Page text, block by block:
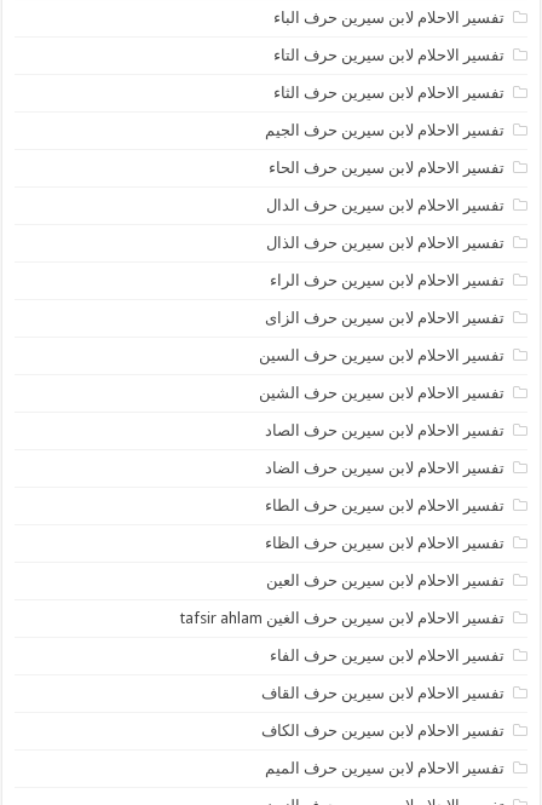
تفسير الاحلام لابن سيرين حرف الباء
تفسير الاحلام لابن سيرين حرف التاء
تفسير الاحلام لابن سيرين حرف الثاء
تفسير الاحلام لابن سيرين حرف الجيم
تفسير الاحلام لابن سيرين حرف الحاء
تفسير الاحلام لابن سيرين حرف الدال
تفسير الاحلام لابن سيرين حرف الذال
تفسير الاحلام لابن سيرين حرف الراء
تفسير الاحلام لابن سيرين حرف الزاى
تفسير الاحلام لابن سيرين حرف السين
تفسير الاحلام لابن سيرين حرف الشين
تفسير الاحلام لابن سيرين حرف الصاد
تفسير الاحلام لابن سيرين حرف الضاد
تفسير الاحلام لابن سيرين حرف الطاء
تفسير الاحلام لابن سيرين حرف الظاء
تفسير الاحلام لابن سيرين حرف العين
تفسير الاحلام لابن سيرين حرف الغين tafsir ahlam
تفسير الاحلام لابن سيرين حرف الفاء
تفسير الاحلام لابن سيرين حرف القاف
تفسير الاحلام لابن سيرين حرف الكاف
تفسير الاحلام لابن سيرين حرف الميم